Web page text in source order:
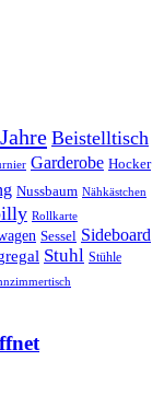
Beistelltisch
Garderobe Hocker
Nussbaum Nähkästchen
Rollkarte
Sessel Sideboard
Stuhl Stühle